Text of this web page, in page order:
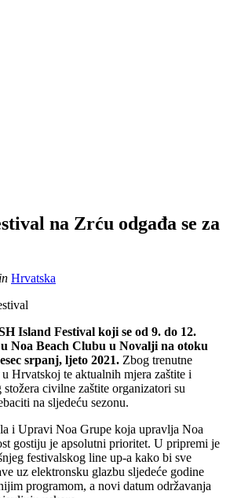
na Zrću odgađa se za
in Hrvatska
Island Festival koji se od 9. do 12.
Noa Beach Clubu u Novalji na otoku
srpanj, ljeto 2021. Zbog trenutne
Hrvatskoj te aktualnih mjera zaštite i
civilne zaštite organizatori su
na sljedeću sezonu.
i Upravi Noa Grupe koja upravlja Noa
gostiju je apsolutni prioritet. U pripremi je
festivalskog line up-a kako bi sve
uz elektronsku glazbu sljedeće godine
programom, a novi datum održavanja